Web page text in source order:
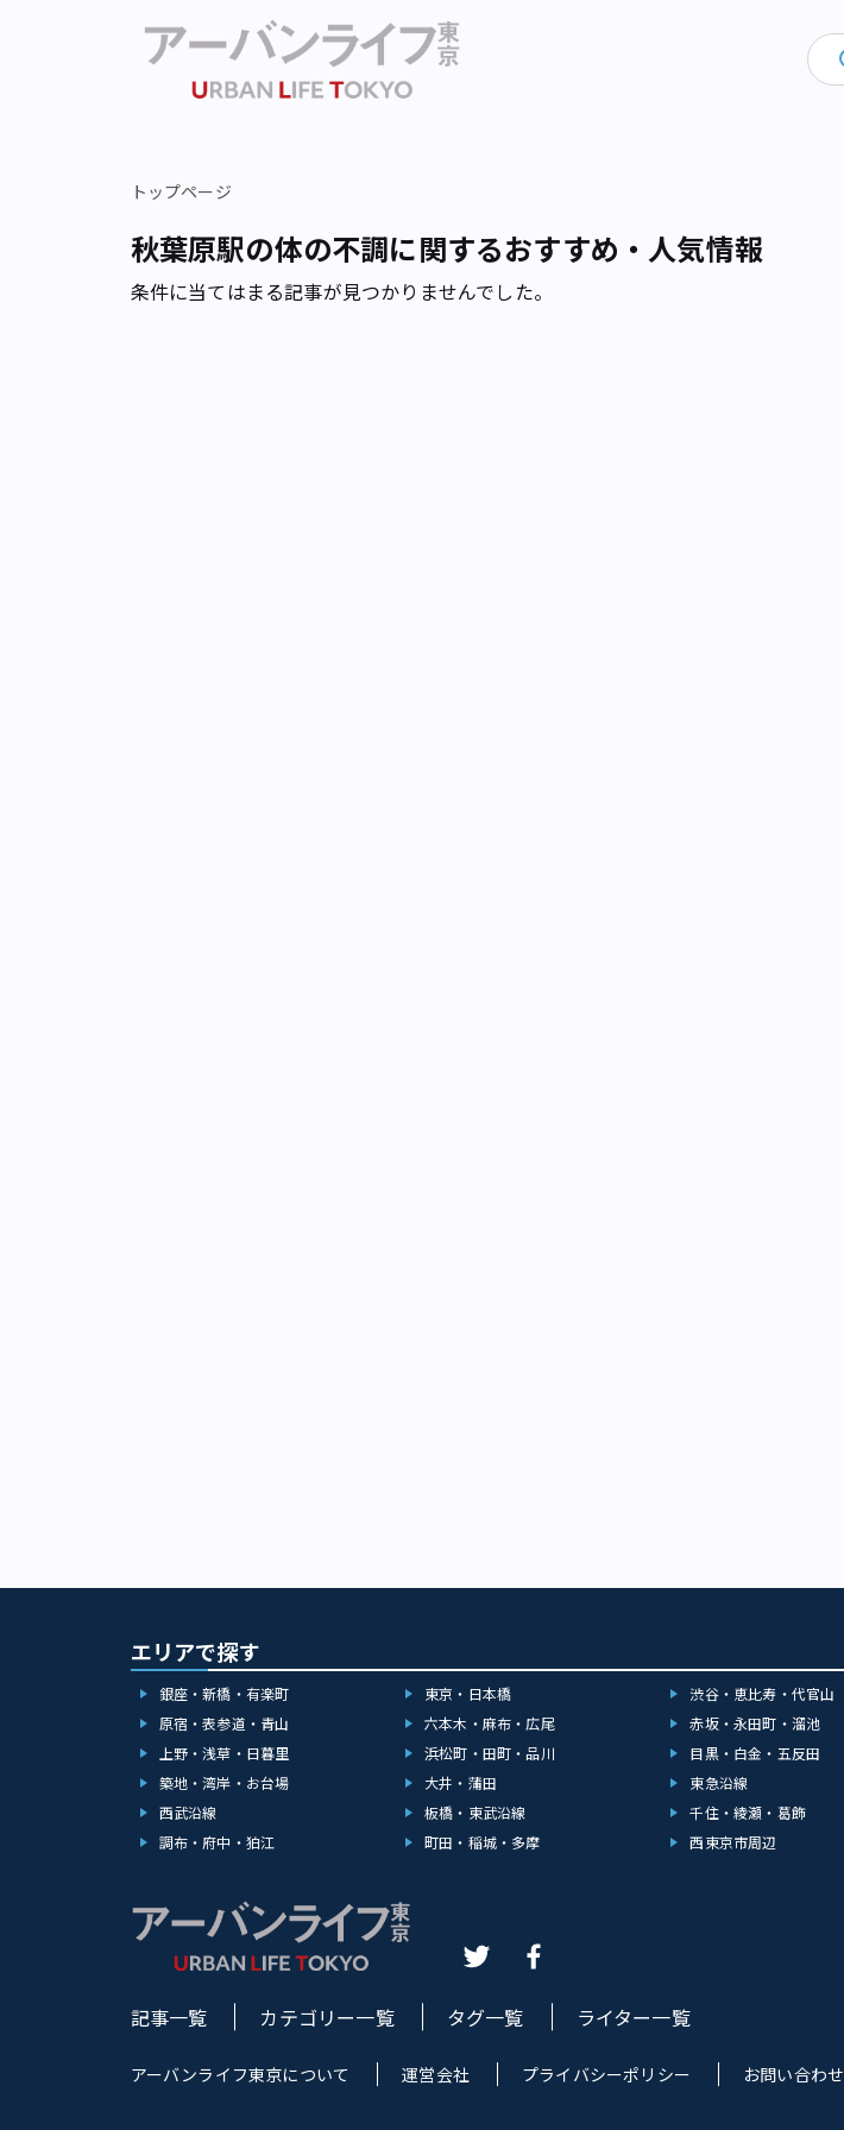
トップページ
秋葉原駅の体の不調に関するおすすめ・人気情報
条件に当てはまる記事が見つかりませんでした。
エリアで探す
銀座・新橋・有楽町 東京・日本橋 渋谷・恵比寿・代官山
原宿・表参道・青山
六本木・麻布・広尾 赤坂・永田町・溜池
上野・浅草・日暮里
浜松町・田町・品川 目黒・白金・五反田
築地・湾岸・お台場
大井・蒲田 東急沿線
西武沿線
板橋・東武沿線 千住・綾瀬・葛飾
調布・府中・狛江
町田・稲城・多摩 西東京市周辺
記事一覧 カテゴリー一覧 タグ一覧 ライター一覧
アーバンライフ東京について 運営会社 プライバシーポリシー お問い合わせ